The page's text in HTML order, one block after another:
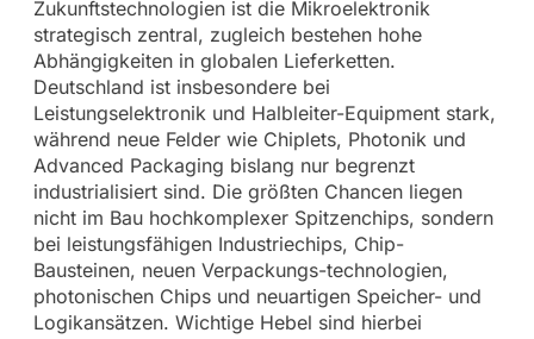
Zukunftstechnologien ist die Mikroelektronik
strategisch zentral, zugleich bestehen hohe
Abhängigkeiten in globalen Lieferketten.
Deutschland ist insbesondere bei
Leistungselektronik und Halbleiter-Equipment stark,
während neue Felder wie Chiplets, Photonik und
Advanced Packaging bislang nur begrenzt
industrialisiert sind. Die größten Chancen liegen
nicht im Bau hochkomplexer Spitzenchips, sondern
bei leistungsfähigen Industriechips, Chip-
Bausteinen, neuen Verpackungs-technologien,
photonischen Chips und neuartigen Speicher- und
Logikansätzen. Wichtige Hebel sind hierbei